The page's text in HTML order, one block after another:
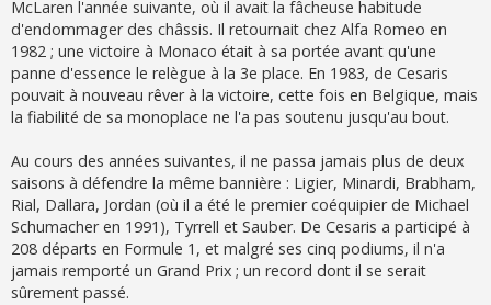
McLaren l'année suivante, où il avait la fâcheuse habitude
d'endommager des châssis. Il retournait chez Alfa Romeo en
1982 ; une victoire à Monaco était à sa portée avant qu'une
panne d'essence le relègue à la 3e place. En 1983, de Cesaris
pouvait à nouveau rêver à la victoire, cette fois en Belgique, mais
la fiabilité de sa monoplace ne l'a pas soutenu jusqu'au bout.
Au cours des années suivantes, il ne passa jamais plus de deux
saisons à défendre la même bannière : Ligier, Minardi, Brabham,
Rial, Dallara, Jordan (où il a été le premier coéquipier de Michael
Schumacher en 1991), Tyrrell et Sauber. De Cesaris a participé à
208 départs en Formule 1, et malgré ses cinq podiums, il n'a
jamais remporté un Grand Prix ; un record dont il se serait
sûrement passé.